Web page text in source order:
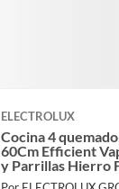
ELECTROLUX
Cocina 4
60Cm Efficient
y Parrillas Hierro
Silver FE4OSR